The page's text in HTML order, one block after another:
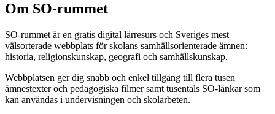
Om SO-rummet
SO-rummet är en gratis digital lärresurs och Sveriges mest
välsorterade webbplats för skolans samhällsorienterade ämnen:
historia, religionskunskap, geografi och samhällskunskap.
Webbplatsen ger dig snabb och enkel tillgång till flera tusen
ämnestexter och pedagogiska filmer samt tusentals SO-länkar som
kan användas i undervisningen och skolarbeten.